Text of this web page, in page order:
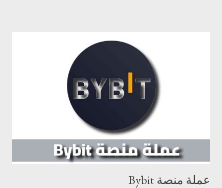
منصات تبادل مركزية. في هذا النوع من التبادل، يقوم المستخدمون
بالاتصال المباشر مع بعضهم البعض عبر الإنترنت أو من خلال تطبيقات
الهواتف الذكية لتبادل العملات المشفرة مثل البيتكوين أو الإيثريوم. يتم
ذلك عبر إنشاء عروض للبيع أو الشراء والتفاوض المباشر على الأسعار
وشروط الصفقة بين المستخدمين مباشرة دون وسيط مركزي. على
سبيل المثال، إذا كنت ترغب في بيع بعض البيتكوين، يمكنك إنشاء عرض
للبيع وتحديد السعر والشروط التي تريدها. ثم يقوم ...
عملة منصة Bybit